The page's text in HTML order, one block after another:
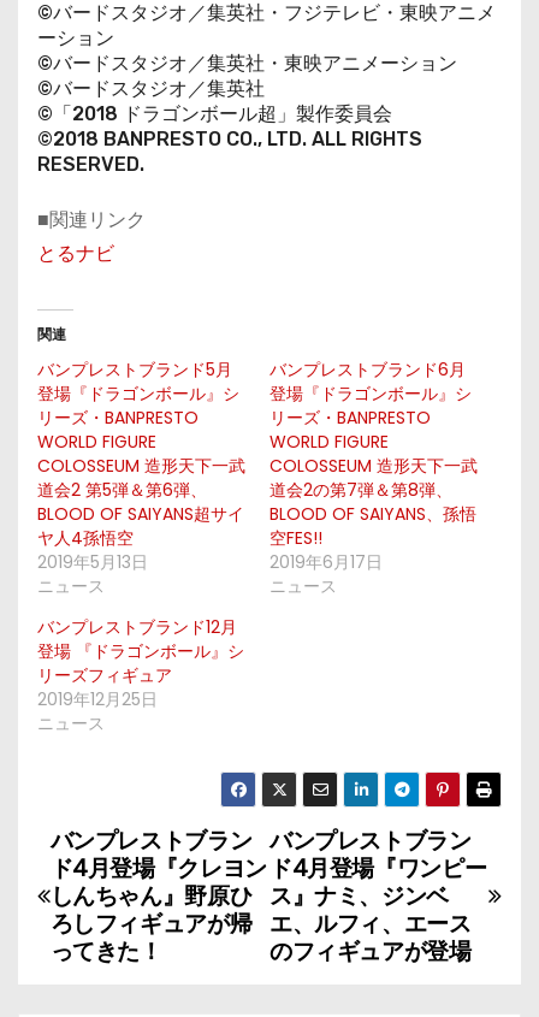
©バードスタジオ／集英社・フジテレビ・東映アニメ
ーション
©バードスタジオ／集英社・東映アニメーション
©バードスタジオ／集英社
©「2018 ドラゴンボール超」製作委員会
©2018 BANPRESTO CO., LTD. ALL RIGHTS
RESERVED.
■関連リンク
とるナビ
関連
バンプレストブランド5月
登場『ドラゴンボール』シ
リーズ・BANPRESTO
WORLD FIGURE
COLOSSEUM 造形天下一武
道会2 第5弾＆第6弾、
BLOOD OF SAIYANS超サイ
ヤ人4孫悟空
2019年5月13日
ニュース
バンプレストブランド6月
登場『ドラゴンボール』シ
リーズ・BANPRESTO
WORLD FIGURE
COLOSSEUM 造形天下一武
道会2の第7弾＆第8弾、
BLOOD OF SAIYANS、孫悟
空FES!!
2019年6月17日
ニュース
バンプレストブランド12月
登場 『ドラゴンボール』シ
リーズフィギュア
2019年12月25日
ニュース
投
稿
ナ
バンプレストブラン
ド4月登場『ワンピー
ス』ナミ、ジンベ
エ、ルフィ、エース
のフィギュアが登場
バンプレストブラン
ド4月登場『クレヨン
しんちゃん』野原ひ
ろしフィギュアが帰
ってきた！